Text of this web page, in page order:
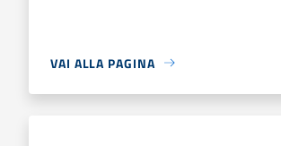
VAI ALLA PAGINA